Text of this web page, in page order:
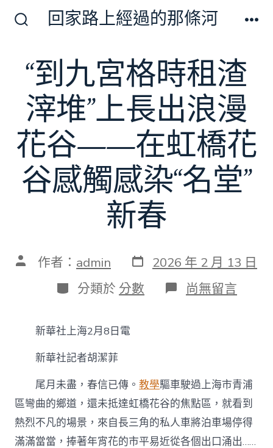
換
關
回家路上經過的那條河
“到九宮格時租渣
滓堆”上長出浪漫
花谷——在虹橋花
谷感觸感染“名堂”
新春
文 作者： admin 發
表
日
期
2026 年 2 月 13 日
分
類
分類於 分數 在
〈“到
滓
堆”
上
長
出
尚無留言
新華社上海2月8日電
新華社記者胡潔菲
尾月未盡，春信已傳。教學驅車駛過上海市青浦
區彎曲的鄉道，還未抵達虹橋花谷的焦點區，就看到
熱烈不凡的場景，來自長三角的私人車將泊車場停得
滿滿當當，捧著年宵花的市平易近從各個出口涌出……